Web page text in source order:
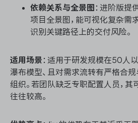
依赖关系与全景图 ：进阶版提
项目全景图，能可视化复杂需
识别关键路径上的交付风险。
适用场景 ：适用于研发规模在50人
瀑布模型、且对需求流转有严格合
组织。若团队缺乏专职配置人员，
往往较高。